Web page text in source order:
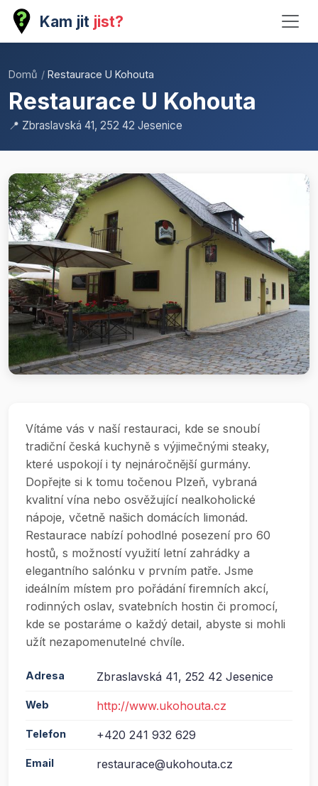
Kam jit jist?
Domů / Restaurace U Kohouta
Restaurace U Kohouta
📍 Zbraslavská 41, 252 42 Jesenice
Vítáme vás v naší restauraci, kde se snoubí
tradiční česká kuchyně s výjimečnými steaky,
které uspokojí i ty nejnáročnější gurmány.
Dopřejte si k tomu točenou Plzeň, vybraná
kvalitní vína nebo osvěžující nealkoholické
nápoje, včetně našich domácích limonád.
Restaurace nabízí pohodlné posezení pro 60
hostů, s možností využití letní zahrádky a
elegantního salónku v prvním patře. Jsme
ideálním místem pro pořádání firemních akcí,
rodinných oslav, svatebních hostin či promocí,
kde se postaráme o každý detail, abyste si mohli
užít nezapomenutelné chvíle.
Adresa Zbraslavská 41, 252 42 Jesenice
Web http://www.ukohouta.cz
Telefon +420 241 932 629
Email restaurace@ukohouta.cz